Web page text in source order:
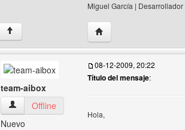
Miguel García |
↑ Visitar sitio web del
team-aibox
team-aibox Ver perfil del usuario
Offline
Nuevo
08-12-2009, 20:22
Título del mensaje:
Hola,